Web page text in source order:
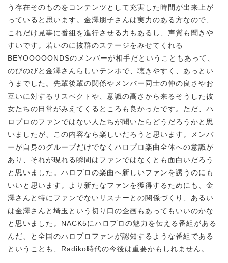
う存在そのものをコンテンツとして充実した時間が出来上が
っていると思います。金澤朋子さんは実力のある方なので、
これだけ見事に番組を進行させる力もあるし、声質も聞きや
すいです。若いのに抜群のステージをみせてくれる
BEYOOOOONDSのメンバーが相手だということもあって、
のびのびと金澤さんらしいテンポで、聴きやすく、あっとい
うまでした。先輩後輩の関係やメンバー同士の仲の良さやお
互いに対するリスペクトや、意識の高さから来るそうした彼
女たちの日常がみえてくるところも良かったです。ただ、ハ
ロプロのファンではない人たちが聞いたらどうだろうかと思
いましたが、この内容なら楽しいだろうと思います。メンバ
ーが自身のグループだけでなくハロプロ楽曲全体への意識が
あり、それが現れる瞬間はファンではなくとも面白いだろう
と思いました。ハロプロの楽曲へ新しいファンを誘うのにも
いいと思います。より新たなファンを獲得するためにも、金
澤さんと特にファンでないリスナーとの関係づくり、あるい
は金澤さんと埼玉という切り口の企画もあってもいいのかな
と思いました。NACK5にハロプロの魅力を伝える番組がある
んだ、と全国のハロプロファンが認知するような番組である
ということも、Radiko時代の今後は重要かもしれません。